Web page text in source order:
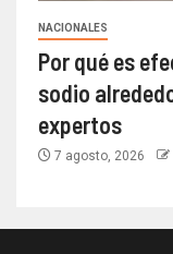
NACIONALES
Por qué es
sodio
expertos
7 agosto, 2026